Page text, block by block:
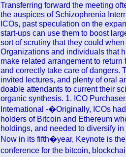
Transferring forward the meeting
the auspices of Schizophrenia
ICOs, past speculation on the
start-ups can use them to boost
sort of scrutiny that they could
Organizations and individuals that
make related arrangement to
and correctly take care of dangers.
invited lectures, and plenty of oral
doable attendants to current their
organic synthesis. 1. ICO
International -�Originally, ICOs
holders of Bitcoin and Ethereum
holdings, and needed to diversify
Now in its fifth�year, Keynote is
conference for the bitcoin,